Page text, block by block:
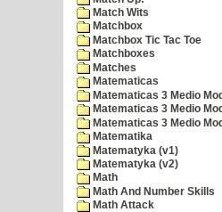
Match Wits
Matchbox
Matchbox Tic Tac Toe
Matchboxes
Matches
Matematicas
Matematicas 3 Medio
Matematicas 3 Medio
Matematicas 3 Medio
Matematika
Matematyka (v1)
Matematyka (v2)
Math
Math And Number Skills
Math Attack